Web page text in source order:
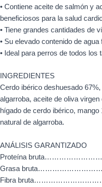
• Contiene aceite de salmón y
beneficiosos para la salud
• Tiene grandes cantidades de
• Su elevado contenido de
• Ideal para perros de todos los
INGREDIENTES
Cerdo ibérico deshuesado
algarroba, aceite de oliva
hígado de cerdo ibérico,
natural de algarroba.
ANÁLISIS GARANTIZADO
Proteína
Grasa
Fibra